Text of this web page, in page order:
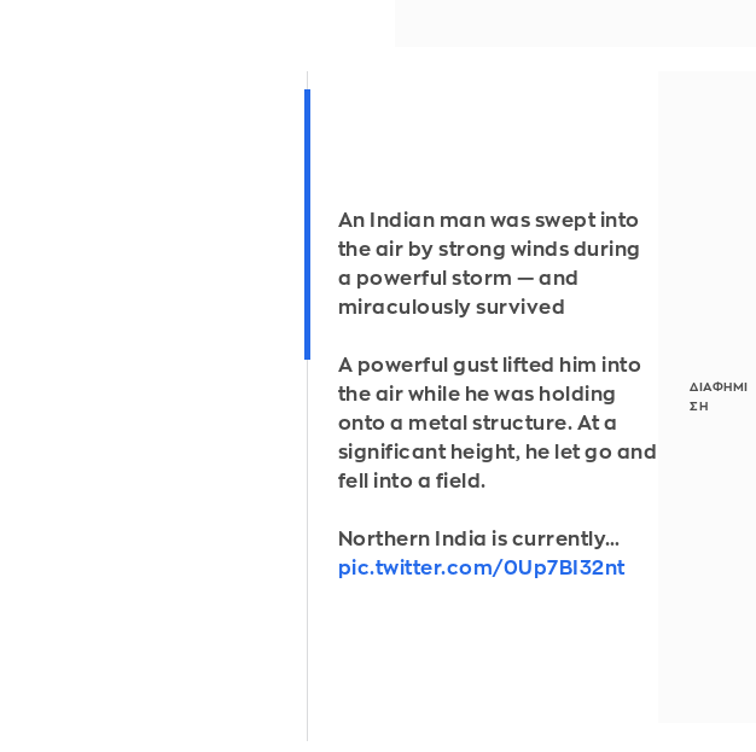
An Indian man was swept into
the air by strong winds during
a powerful storm — and
miraculously survived
A powerful gust lifted him into
the air while he was holding
onto a metal structure. At a
significant height, he let go and
fell into a field.
Northern India is currently…
pic.twitter.com/0Up7BI32nt